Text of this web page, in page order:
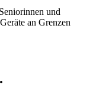
und
an Grenzen